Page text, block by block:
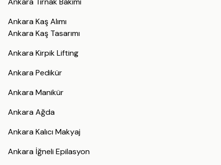
Ankara Kaş Alımı
Ankara Kaş Tasarımı
Ankara Kirpik Lifting
Ankara Pedikür
Ankara Manikür
Ankara Ağda
Ankara Kalıcı Makyaj
Ankara İğneli Epilasyon